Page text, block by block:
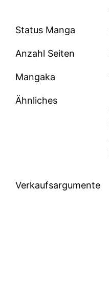
Status Manga
Anzahl Seiten
Mangaka
Ähnliches
Verkaufsargumente